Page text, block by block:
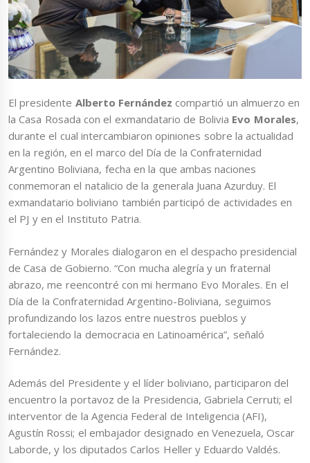
El presidente Alberto Fernández compartió un almuerzo en
la Casa Rosada con el exmandatario de Bolivia Evo Morales,
durante el cual intercambiaron opiniones sobre la actualidad
en la región, en el marco del Día de la Confraternidad
Argentino Boliviana, fecha en la que ambas naciones
conmemoran el natalicio de la generala Juana Azurduy. El
exmandatario boliviano también participó de actividades en
el PJ y en el Instituto Patria.
Fernández y Morales dialogaron en el despacho presidencial
de Casa de Gobierno. “Con mucha alegría y un fraternal
abrazo, me reencontré con mi hermano Evo Morales. En el
Día de la Confraternidad Argentino-Boliviana, seguimos
profundizando los lazos entre nuestros pueblos y
fortaleciendo la democracia en Latinoamérica”, señaló
Fernández.
Además del Presidente y el líder boliviano, participaron del
encuentro la portavoz de la Presidencia, Gabriela Cerruti; el
interventor de la Agencia Federal de Inteligencia (AFI),
Agustín Rossi; el embajador designado en Venezuela, Oscar
Laborde, y los diputados Carlos Heller y Eduardo Valdés.